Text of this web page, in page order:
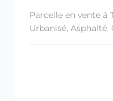
Parcelle en vente á
Urbanisé,